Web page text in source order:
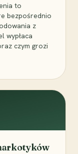
to
bezpośrednio
z
wypłaca
czym grozi